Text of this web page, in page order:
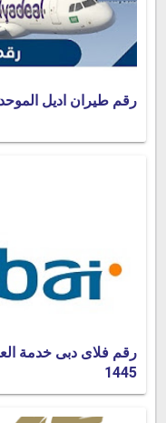
رقم طيران اديل الموحد
رقم فلاى دبى خدمة
1445